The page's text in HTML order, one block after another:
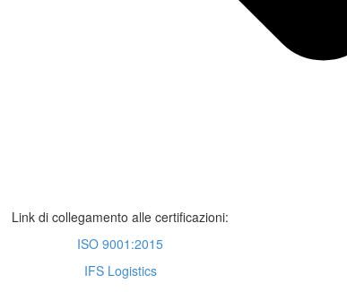
Link di collegamento alle certificazioni:
ISO 9001:2015
IFS Logistics